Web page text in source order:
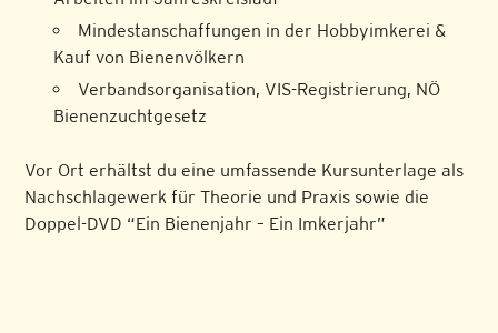
Mindestanschaffungen in der Hobbyimkerei &
Kauf von Bienenvölkern
Verbandsorganisation, VIS-Registrierung, NÖ
Bienenzuchtgesetz
Vor Ort erhältst du eine umfassende Kursunterlage als
Nachschlagewerk für Theorie und Praxis sowie die
Doppel-DVD “Ein Bienenjahr – Ein Imkerjahr”